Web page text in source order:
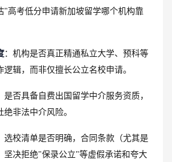
"高考低分申请新加坡留学哪个机构靠
：机构是否真正精通私立大学、预科等
辑，而非仅擅长公立名校申请。
是否具备自费出国留学中介服务资质，
非法中介风险。
选校清单是否明确，合同条款（尤其是
坚决拒绝"保录公立"等虚假承诺和夸大